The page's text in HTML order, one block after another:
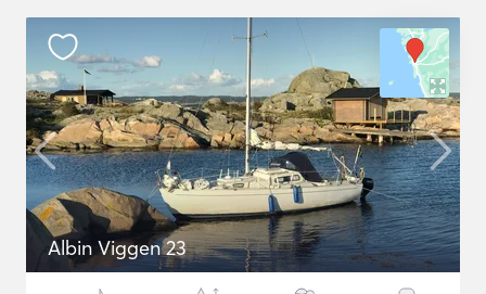
Albin Viggen 23